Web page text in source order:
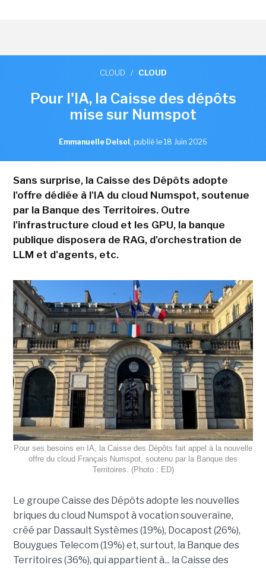
CLOUD / CLOUD
Pour l'IA, la Caisse des dépôts
mise sur Numspot
Emmanuelle Delsol , publié le 18 Juin 2026
Sans surprise, la Caisse des Dépôts adopte
l'offre dédiée à l'IA du cloud Numspot, soutenue
par la Banque des Territoires. Outre
l'infrastructure cloud et les GPU, la banque
publique disposera de RAG, d'orchestration de
LLM et d'agents, etc.
Pour ses besoins en IA, la Caisse des Dépôts fait appel à la nouvelle
offre du cloud Français Numspot, soutenu par la Banque des
Territoires. (Photo : ED)
Le groupe Caisse des Dépôts adopte les nouvelles
briques du cloud Numspot à vocation souveraine,
créé par Dassault Systèmes (19%), Docapost (26%),
Bouygues Telecom (19%) et, surtout, la Banque des
Territoires (36%), qui appartient à... la Caisse des